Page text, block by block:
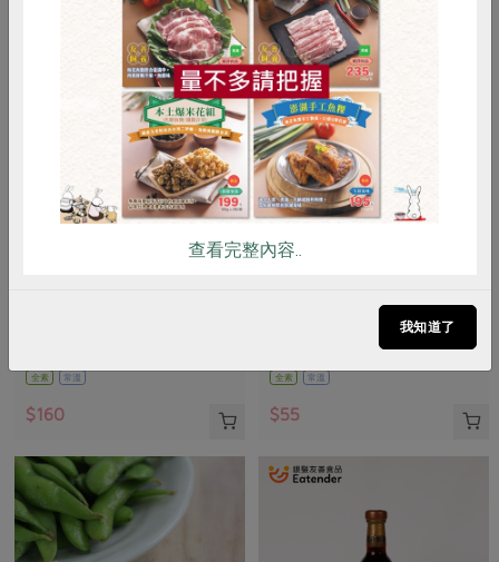
全素 常溫
$160
臺灣可果美股份有限公司
全素 常溫
$55
RPET 食譜 減硝酸鹽
雞蛋 食安 共同購買
查看完整內容..
我知道了